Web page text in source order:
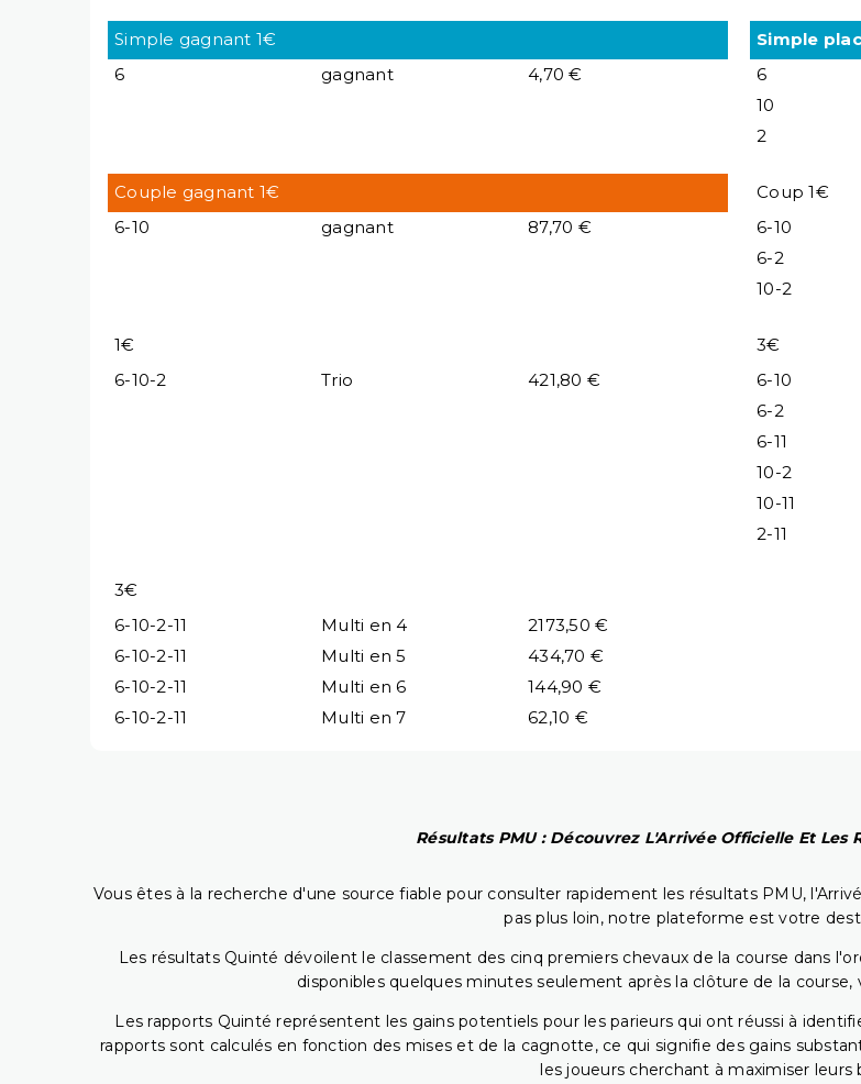
Simple gagnant 1€
6
gagnant 4,70 €
Simple
6
10
2
Couple gagnant 1€
6-10
gagnant 87,70 €
Coup 1€
6-10
6-2
10-2
1€
6-10-2
Trio 421,80 €
3€
6-10
6-2
6-11
10-2
10-11
2-11
3€
6-10-2-11
Multi en 4
2173,50 €
6-10-2-11
Multi en 5
434,70 €
6-10-2-11
Multi en 6
144,90 €
6-10-2-11
Multi en 7 62,10 €
Résultats PMU : Découvrez L'Arrivée Officielle Et Les
Vous êtes à la recherche d'une source fiable pour consulter rapidement les résultats PMU,
pas plus loin, notre plateforme est votre
Les résultats Quinté dévoilent le classement des cinq premiers chevaux de la course dans
disponibles quelques minutes seulement après la clôture de la
Les rapports Quinté représentent les gains potentiels pour les parieurs qui ont réussi à
rapports sont calculés en fonction des mises et de la cagnotte, ce qui signifie des gains
les joueurs cherchant à maximiser leurs